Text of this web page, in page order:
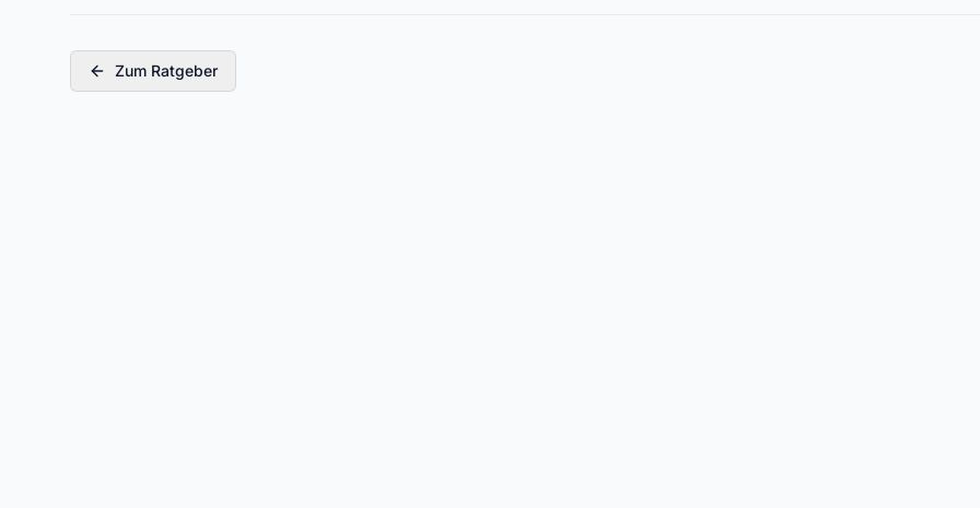
Zum Ratgeber